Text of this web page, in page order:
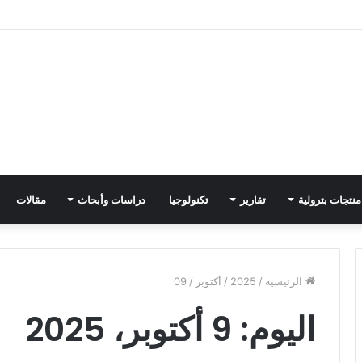
منتجات بترولية تقارير تكنولوجيا دراسات وأبحاث مقالات
الرئيسية /
2025
/ أكتوبر /
09
اليوم: 9 أكتوبر، 2025